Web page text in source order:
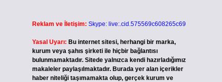
Reklam ve İletişim: Skype: live:.cid.575569c608265c69
Yasal Uyarı: Bu internet sitesi, herhangi bir marka,
kurum veya şahıs şirketi ile hiçbir bağlantısı
bulunmamaktadır. Sitede yalnızca kendi hazırladığımız
makaleler paylaşılmaktadır. Burada yer alan içerikler
haber niteliği taşımamakta olup, gerçek kurum ve